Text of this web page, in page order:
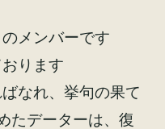
メンバーです
ります
なれ、挙句の果て
たデーターは、復
様の声